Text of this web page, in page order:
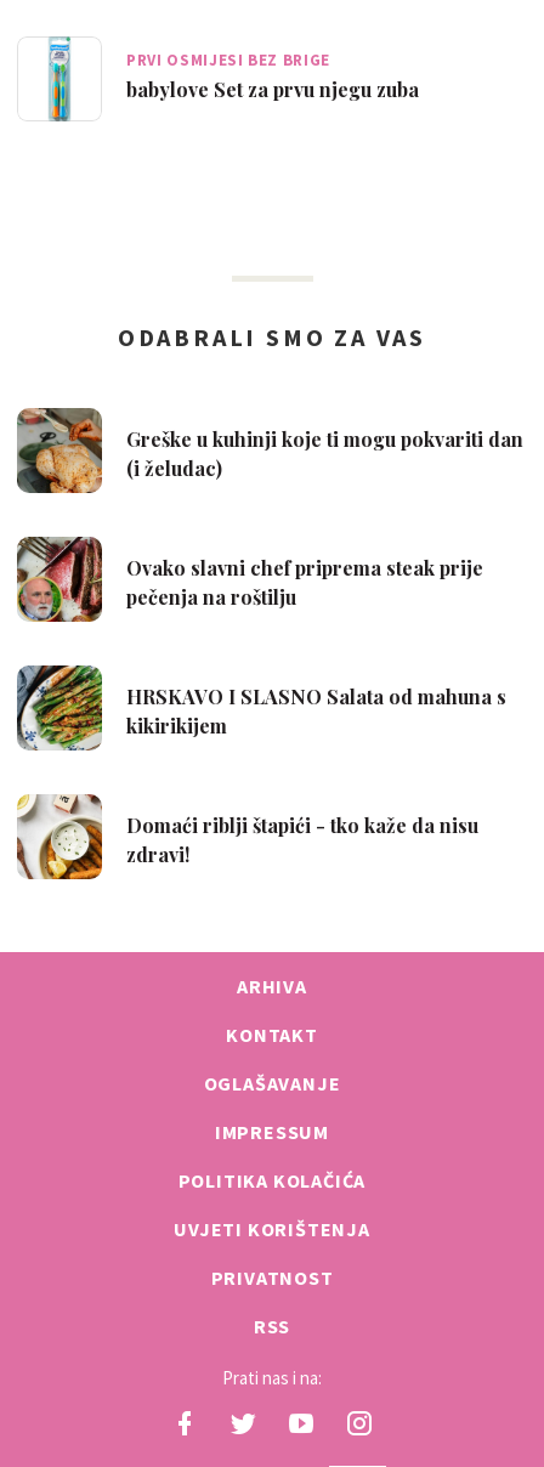
PRVI OSMIJESI BEZ BRIGE
babylove Set za prvu njegu zuba
ARHIVA
KONTAKT
OGLAŠAVANJE
IMPRESSUM
POLITIKA KOLAČIĆA
UVJETI KORIŠTENJA
PRIVATNOST
RSS
Prati nas i na: